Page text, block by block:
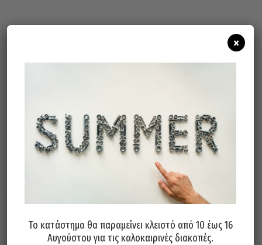
Διαθεσιμότητα: Άμεσα διαθέσιμο
Σχετικά προϊόντα
Το κατάστημα θα παραμείνει κλειστό από 10 έως 16
Αυγούστου για τις καλοκαιρινές διακοπές.
×